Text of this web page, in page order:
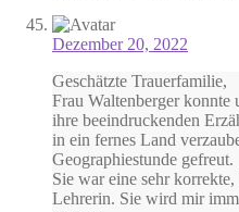
Dezember 20, 2022
Geschätzte Trauerfamilie,
Frau Waltenberger konnte
ihre beeindruckenden
in ein fernes Land
Geographiestunde gefreut.
Sie war eine sehr
Lehrerin. Sie wird mir